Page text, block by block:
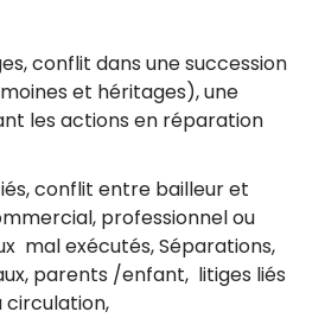
conflit dans une succession
et héritages), une
les actions en réparation
conflit entre bailleur et
professionnel ou
mal exécutés, Séparations,
parents /enfant, litiges liés
circulation,